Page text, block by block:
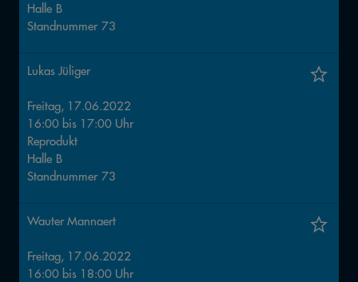
Halle B
Standnummer 73
Lukas Jüliger
Freitag, 17.06.2022
16:00 bis 17:00 Uhr
Reprodukt
Halle B
Standnummer 73
Wauter Mannaert
Freitag, 17.06.2022
16:00 bis 18:00 Uhr